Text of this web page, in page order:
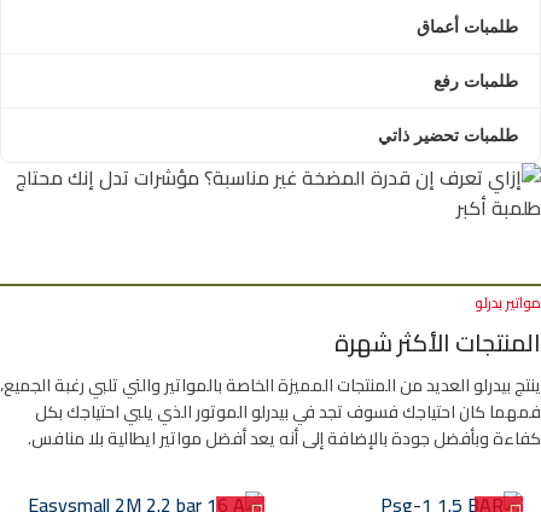
طلمبات أعماق
طلمبات رفع
طلمبات تحضير ذاتي
مواتير بدرلو
المنتجات الأكثر شهرة
ينتج بيدرلو العديد من المنتجات المميزة الخاصة بالمواتير والتي تلبي رغبة الجميع،
فمهما كان احتياجك فسوف تجد في بيدرلو الموتور الذي يلبي احتياجك بكل
كفاءة وبأفضل جودة بالإضافة إلى أنه يعد أفضل مواتير ايطالية بلا منافس.